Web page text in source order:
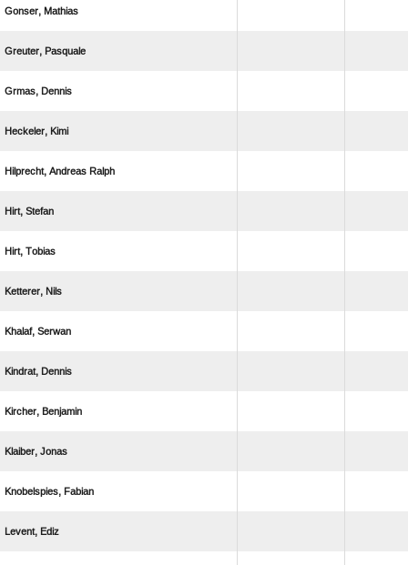
 
 
 
 
  
 
 
 
 
 
 
 
 
 